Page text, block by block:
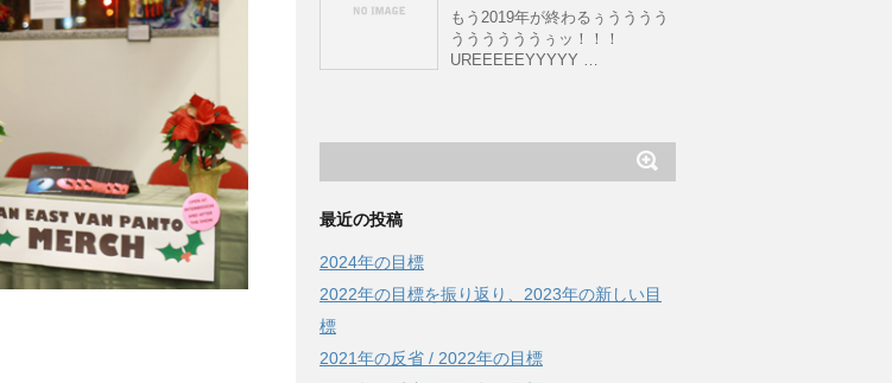
もう2019年が終わるぅうううう
ううううううぅッ！！！
UREEEEEYYYYY …
最近の投稿
2024年の目標
2022年の目標を振り返り、2023年の新しい目
標
2021年の反省 / 2022年の目標